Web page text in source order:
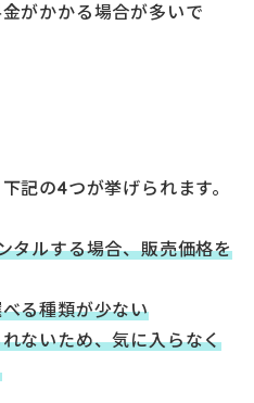
がかかる場合が多いで
記の4つが挙げられます。
タルする場合、販売価格を
る種類が少ない
ないため、気に入らなく